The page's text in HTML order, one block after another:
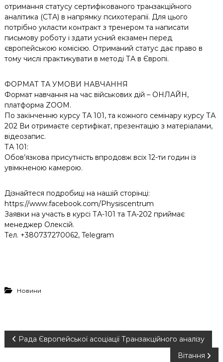
отримання статусу сертифікованого транзакційного
аналітика (СТА) в напрямку психотерапії. Для цього
потрібно укласти контракт з тренером та написати
письмову роботу і здати усний екзамен перед
європейською комісією. Отриманий статус дає право в
тому числі практикувати в методі ТА в Європі.
ФОРМАТ ТА УМОВИ НАВЧАННЯ
Формат навчання на час військових дій – ОНЛАЙН,
платформа ZOOM.
По закінченню курсу ТА 101, та кожного семінару курсу ТА
202 Ви отримаєте сертифікат, презентацію з матеріалами,
відеозапис.
ТА 101:
Обов’язкова присутність впродовж всіх 12-ти годин із
увімкненою камерою.
Дізнайтеся подробиці на нашій сторінці:
https://www.facebook.com/Physiscentrum
Заявки на участь в курсі ТА-101 та ТА-202 приймає
менеджер Олексій.
Тел. +380737270062, Telegram
Новини
Н Рада Європейської асоціації Транзакційного аналізу
Вітання